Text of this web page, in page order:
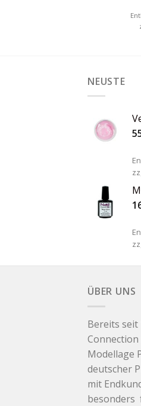
NEUSTE
ÜBER UNS
Bereits
Modellage
deutscher
mit
besonders